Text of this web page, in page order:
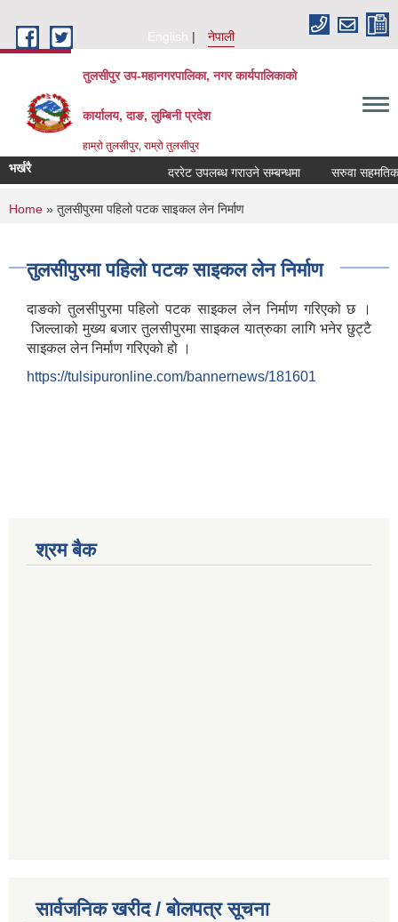
English
नेपाली
तुलसीपुर उप-महानगरपालिका, नगर कार्यपालिकाको
कार्यालय, दाङ, लुम्बिनी प्रदेश
हाम्रो तुलसीपुर, राम्रो तुलसीपुर
भर्खरै दररेट उपलब्ध गराउने सम्बन्धमा सरुवा सहमतिका
You are here
Home » तुलसीपुरमा पहिलो पटक साइकल लेन निर्माण
तुलसीपुरमा पहिलो पटक साइकल लेन निर्माण
दाङको तुलसीपुरमा पहिलो पटक साइकल लेन निर्माण गरिएको छ ।
जिल्लाको मुख्य बजार तुलसीपुरमा साइकल यात्रुका लागि भनेर छुट्टै
साइकल लेन निर्माण गरिएको हो ।
https://tulsipuronline.com/bannernews/181601
श्रम बैक
सार्वजनिक खरीद / बोलपत्र सूचना